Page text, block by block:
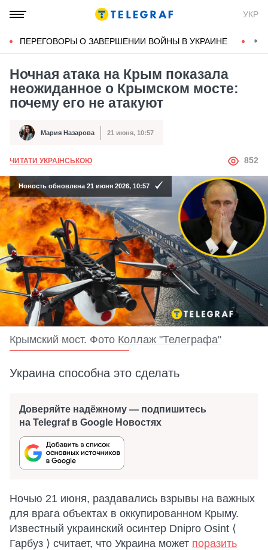
УКР
ПЕРЕГОВОРЫ О ЗАВЕРШЕНИИ ВОЙНЫ В УКРАИНЕ
Ночная атака на Крым показала
неожиданное о Крымском мосте:
почему его не атакуют
Автор Мария Назарова
Дата публикации 21 июня, 10:57
ЧИТАТИ УКРАЇНСЬКОЮ АВТОР
852
Новость обновлена 21 июня 2026, 10:57
Крымский мост. Фото Коллаж "Телеграфа"
Украина способна это сделать
Доверяйте надёжному — подпишитесь
на Telegraf в Google Новостях
Ночью 21 июня, раздавались взрывы на важных
для врага объектах в оккупированном Крыму.
Известный украинский осинтер Dnipro Osint ⟨
Гарбуз ⟩ считает, что Украина может поразить